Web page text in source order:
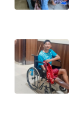
MEDIA
REDAKSI
KARIR